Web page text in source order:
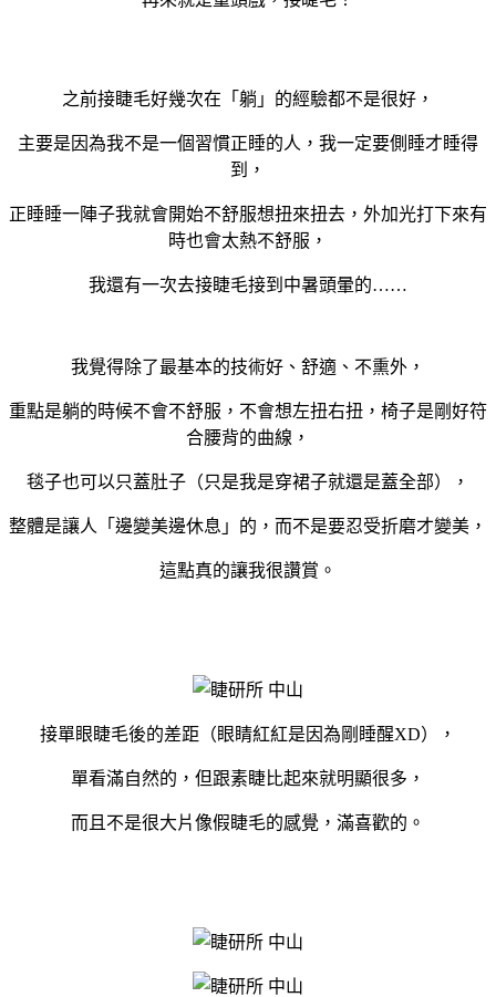
之前接睫毛好幾次在「躺」的經驗都不是很好，
主要是因為我不是一個習慣正睡的人，我一定要側睡才睡得
到，
正睡睡一陣子我就會開始不舒服想扭來扭去，外加光打下來有
時也會太熱不舒服，
我還有一次去接睫毛接到中暑頭暈的……
我覺得除了最基本的技術好、舒適、不熏外，
重點是躺的時候不會不舒服，不會想左扭右扭，椅子是剛好符
合腰背的曲線，
毯子也可以只蓋肚子（只是我是穿裙子就還是蓋全部），
整體是讓人「邊變美邊休息」的，而不是要忍受折磨才變美，
這點真的讓我很讚賞。
接單眼睫毛後的差距（眼睛紅紅是因為剛睡醒XD），
單看滿自然的，但跟素睫比起來就明顯很多，
而且不是很大片像假睫毛的感覺，滿喜歡的。